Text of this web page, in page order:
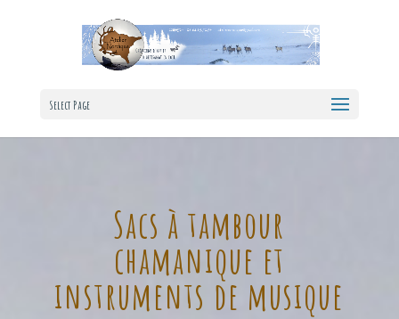
Select Page
Sacs à tambour
chamanique et
instruments de musique